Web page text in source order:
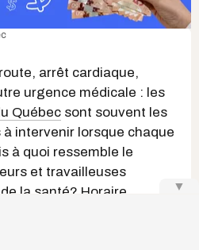
arrêt cardiaque,
urgence médicale : les
Québec sont souvent les
intervenir lorsque chaque
à quoi ressemble le
et travailleuses
la santé? Horaire,
▼